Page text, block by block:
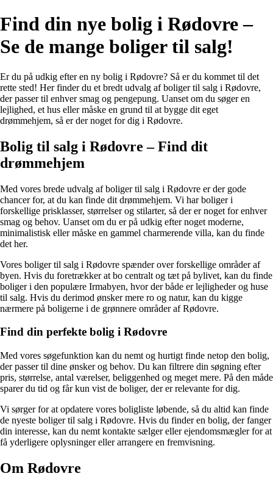
Find din nye bolig i Rødovre –
Se de mange boliger til salg!
Er du på udkig efter en ny bolig i Rødovre? Så er du kommet til det
rette sted! Her finder du et bredt udvalg af boliger til salg i Rødovre,
der passer til enhver smag og pengepung. Uanset om du søger en
lejlighed, et hus eller måske en grund til at bygge dit eget
drømmehjem, så er der noget for dig i Rødovre.
Bolig til salg i Rødovre – Find dit
drømmehjem
Med vores brede udvalg af boliger til salg i Rødovre er der gode
chancer for, at du kan finde dit drømmehjem. Vi har boliger i
forskellige prisklasser, størrelser og stilarter, så der er noget for enhver
smag og behov. Uanset om du er på udkig efter noget moderne,
minimalistisk eller måske en gammel charmerende villa, kan du finde
det her.
Vores boliger til salg i Rødovre spænder over forskellige områder af
byen. Hvis du foretrækker at bo centralt og tæt på bylivet, kan du finde
boliger i den populære Irmabyen, hvor der både er lejligheder og huse
til salg. Hvis du derimod ønsker mere ro og natur, kan du kigge
nærmere på boligerne i de grønnere områder af Rødovre.
Find din perfekte bolig i Rødovre
Med vores søgefunktion kan du nemt og hurtigt finde netop den bolig,
der passer til dine ønsker og behov. Du kan filtrere din søgning efter
pris, størrelse, antal værelser, beliggenhed og meget mere. På den måde
sparer du tid og får kun vist de boliger, der er relevante for dig.
Vi sørger for at opdatere vores boligliste løbende, så du altid kan finde
de nyeste boliger til salg i Rødovre. Hvis du finder en bolig, der fanger
din interesse, kan du nemt kontakte sælger eller ejendomsmægler for at
få yderligere oplysninger eller arrangere en fremvisning.
Om Rødovre